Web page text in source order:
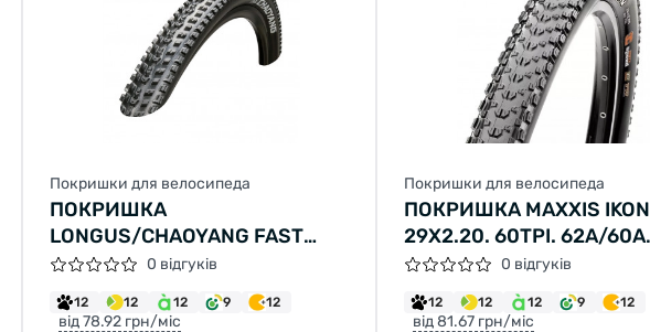
Покришки для велосипеда
ПОКРИШКА
LONGUS/CHAOYANG FAST
LANE 26X2,10 H-5197 60TPI
2C-MTB SPS TLR СКЛАДНА
0 відгуків
12 12 12 9 12
від 78.92 грн/міс
Покришки для велосипеда
ПОКРИШКА MAXXIS IKON
29X2.20. 60TPI. 62A/60A
(ETB96753200)
0 відгуків
12 12 12 9 12
від 81.67 грн/міс